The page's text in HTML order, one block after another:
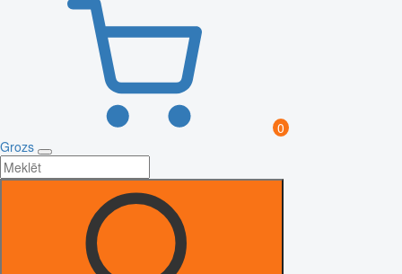
0
Grozs